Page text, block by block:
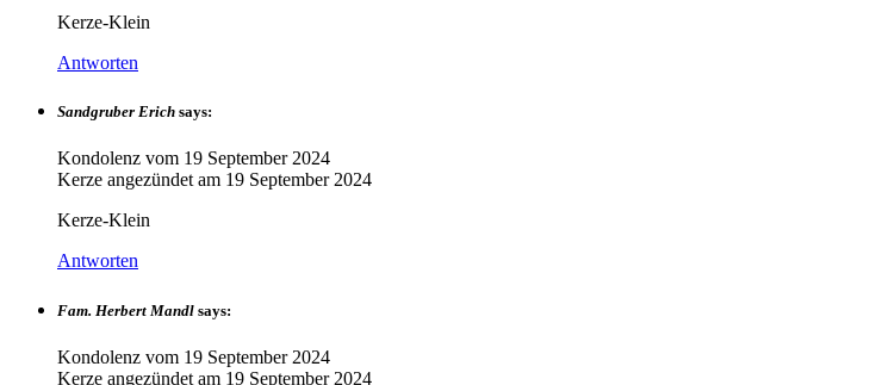
Kerze-Klein
Antworten
Sandgruber Erich says:
Kondolenz vom 19 September 2024
Kerze angezündet am 19 September 2024
Kerze-Klein
Antworten
Fam. Herbert Mandl says:
Kondolenz vom 19 September 2024
Kerze angezündet am 19 September 2024